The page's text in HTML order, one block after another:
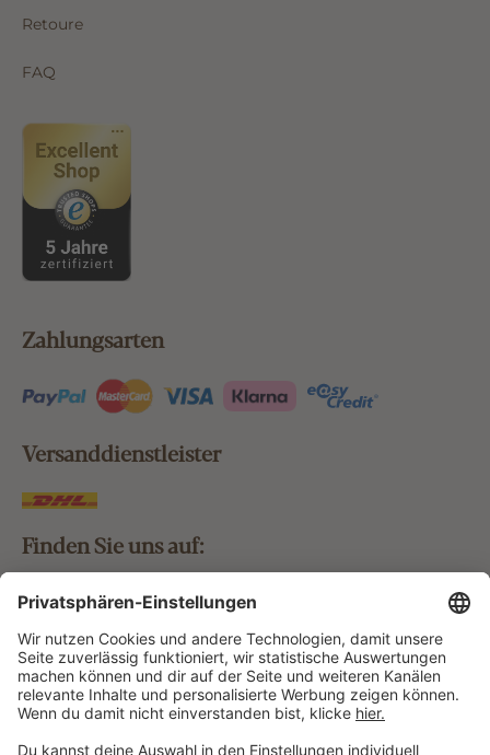
Retoure
FAQ
Zahlungsarten
Versanddienstleister
Finden Sie uns auf:
Bestellung widerrufen
Vertrag widerrufen